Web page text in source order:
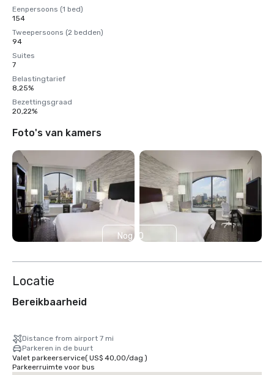
Eenpersoons (1 bed)
154
Tweepersoons (2 bedden)
94
Suites
7
Belastingtarief
8,25%
Bezettingsgraad
20,22%
Foto's van kamers
Nog 10
Locatie
Bereikbaarheid
Distance from airport 7 mi
Parkeren in de buurt
Valet parkeerservice( US$ 40,00/dag )
Parkeerruimte voor bus